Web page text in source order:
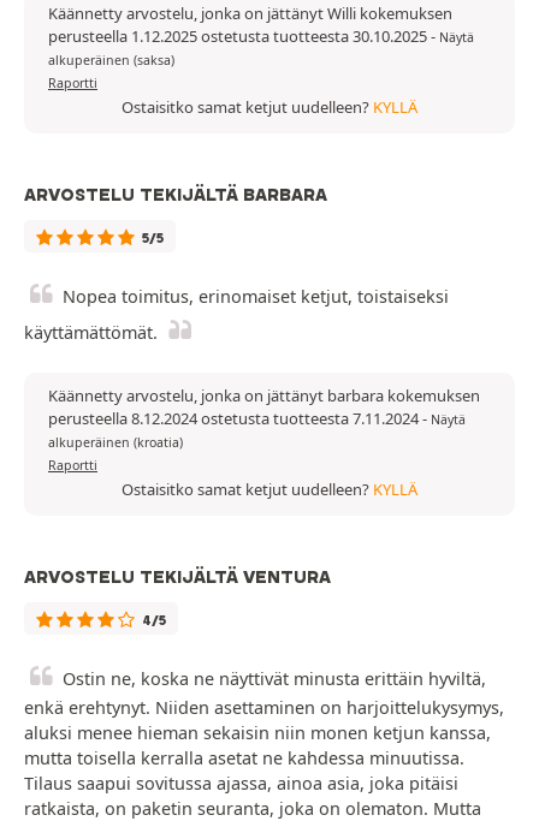
Käännetty arvostelu, jonka on jättänyt Willi kokemuksen
perusteella 1.12.2025 ostetusta tuotteesta 30.10.2025- Näytä
alkuperäinen (saksa)
Raportti
Ostaisitko samat ketjut uudelleen? KYLLÄ
ARVOSTELU TEKIJÄLTÄ BARBARA
5/5
Nopea toimitus, erinomaiset ketjut, toistaiseksi
käyttämättömät.
Käännetty arvostelu, jonka on jättänyt barbara kokemuksen
perusteella 8.12.2024 ostetusta tuotteesta 7.11.2024- Näytä
alkuperäinen (kroatia)
Raportti
Ostaisitko samat ketjut uudelleen? KYLLÄ
ARVOSTELU TEKIJÄLTÄ VENTURA
4/5
Ostin ne, koska ne näyttivät minusta erittäin hyviltä,
enkä erehtynyt. Niiden asettaminen on harjoittelukysymys,
aluksi menee hieman sekaisin niin monen ketjun kanssa,
mutta toisella kerralla asetat ne kahdessa minuutissa.
Tilaus saapui sovitussa ajassa, ainoa asia, joka pitäisi
ratkaista, on paketin seuranta, joka on olematon. Mutta